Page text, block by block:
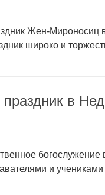
Жен-Мироносиц
широко и
праздник в
богослужение
и